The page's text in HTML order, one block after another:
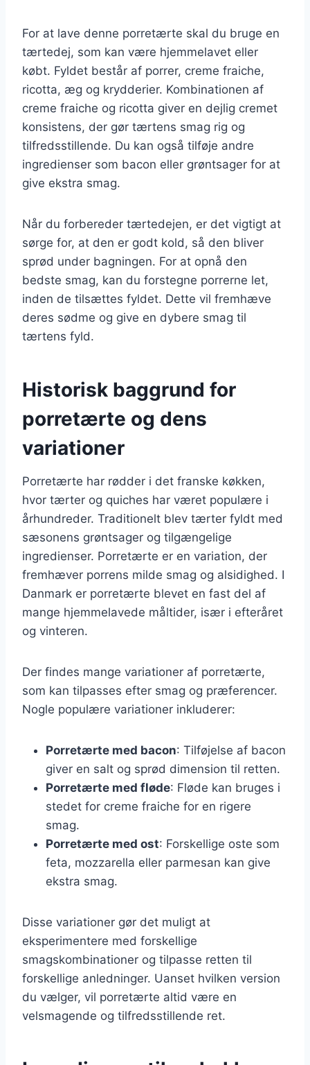
For at lave denne porretærte skal du bruge en
tærtedej, som kan være hjemmelavet eller
købt. Fyldet består af porrer, creme fraiche,
ricotta, æg og krydderier. Kombinationen af
creme fraiche og ricotta giver en dejlig cremet
konsistens, der gør tærtens smag rig og
tilfredsstillende. Du kan også tilføje andre
ingredienser som bacon eller grøntsager for at
give ekstra smag.
Når du forbereder tærtedejen, er det vigtigt at
sørge for, at den er godt kold, så den bliver
sprød under bagningen. For at opnå den
bedste smag, kan du forstegne porrerne let,
inden de tilsættes fyldet. Dette vil fremhæve
deres sødme og give en dybere smag til
tærtens fyld.
Historisk baggrund for
porretærte og dens
variationer
Porretærte har rødder i det franske køkken,
hvor tærter og quiches har været populære i
århundreder. Traditionelt blev tærter fyldt med
sæsonens grøntsager og tilgængelige
ingredienser. Porretærte er en variation, der
fremhæver porrens milde smag og alsidighed. I
Danmark er porretærte blevet en fast del af
mange hjemmelavede måltider, især i efteråret
og vinteren.
Der findes mange variationer af porretærte,
som kan tilpasses efter smag og præferencer.
Nogle populære variationer inkluderer:
Porretærte med bacon: Tilføjelse af bacon
giver en salt og sprød dimension til retten.
Porretærte med fløde: Fløde kan bruges i
stedet for creme fraiche for en rigere
smag.
Porretærte med ost: Forskellige oste som
feta, mozzarella eller parmesan kan give
ekstra smag.
Disse variationer gør det muligt at
eksperimentere med forskellige
smagskombinationer og tilpasse retten til
forskellige anledninger. Uanset hvilken version
du vælger, vil porretærte altid være en
velsmagende og tilfredsstillende ret.